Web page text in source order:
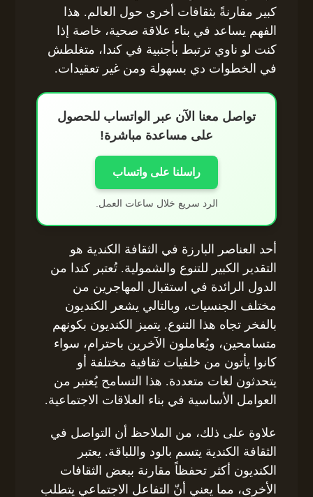
كبير مقارنةً بثقافات أخرى حول العالم. هذا
الفهم يساعد في بناء علاقة صحية، خاصة إذا
كنت لو ناوي ترتبط بأجنبية في كندا، متغلطش
في الخطوات دي بسهولة ومن غير تعقيدات.
تواصل معنا الآن عبر الواتساب للحصول
على مساعدة مباشرة!
راسلنا على واتساب
الرد سريع خلال ساعات العمل.
أحد العناصر البارزة في الثقافة الكندية هو
التقدير الكبير للتنوع والشمولية. تُعتبر كندا من
الدول الرائدة في استقبال المهاجرين من
مختلف الجنسيات، وبالتالي يشعر الكنديون
بالفخر تجاه هذا التنوع. يتميز الكنديون بكونهم
متسامحين، ويُعاملون الآخرين باحترام، سواء
كانوا يأتون من خلفيات ثقافية مختلفة أو
يتحدثون لغات متعددة. هذا التسامح يُعتبر من
العوامل الأساسية في بناء العلاقات الاجتماعية.
علاوة على ذلك، من الملاحظ أن التواصل في
الثقافة الكندية يتسم بالود واللباقة. يعتبر
الكنديون أكثر تحفظاً مقارنة ببعض الثقافات
الأخرى، مما يعني أنّ التفاعل الاجتماعي يتطلب